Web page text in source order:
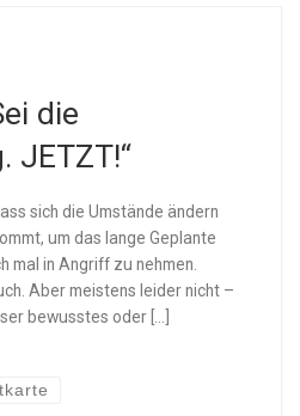
die
JETZT!“
sich die Umstände ändern
um das lange Geplante
mal in Angriff zu nehmen.
Aber meistens leider nicht –
bewusstes oder […]